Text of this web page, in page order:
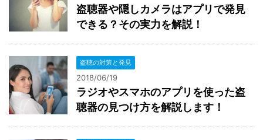
盗聴器や隠しカメラはアプリで発見
できる？その実力を解説！
盗聴の対策と発見
2018/06/19
ラジオやスマホのアプリを使った盗
聴器の見つけ方を解説します！